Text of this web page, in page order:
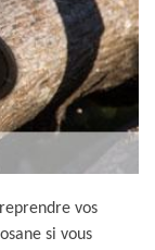
vos
si vous